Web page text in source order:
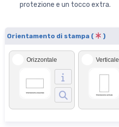
protezione e un tocco extra.
Orientamento di stampa ( )
Orizzontale Verticale